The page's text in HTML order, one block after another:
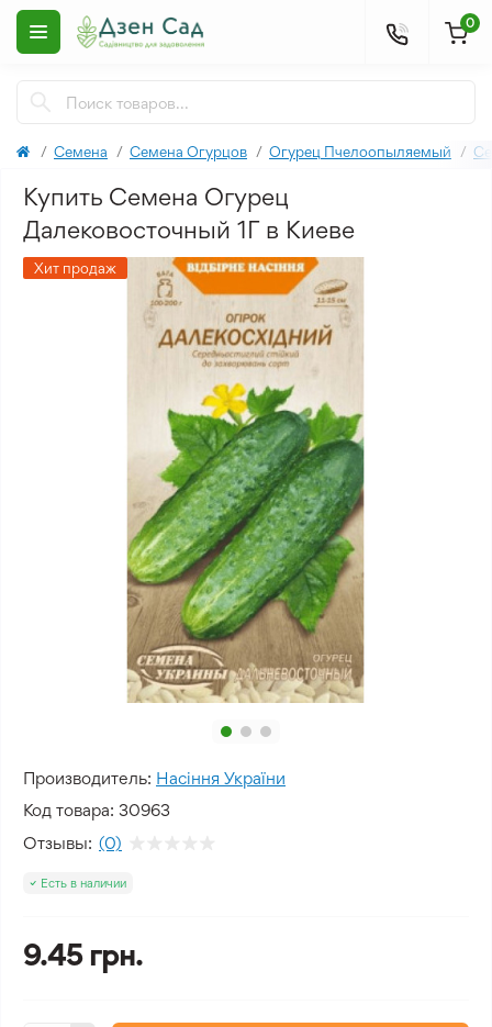
0
Семена Семена Огурцов Огурец Пчелоопыляемый
Купить Семена Огурец
Далековосточный 1Г в Киеве
Хит продаж
Производитель: Насіння України
Код товара: 30963
Отзывы: (0)
Есть в наличии
9.45 грн.